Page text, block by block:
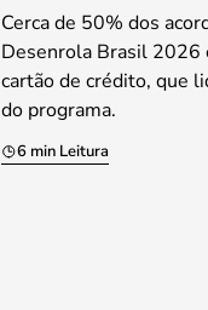
Cerca de 50% dos
Desenrola Brasil 2026
cartão de crédito, que
do programa.
6 min Leitura